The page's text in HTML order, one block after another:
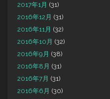
2017年1月 (31)
2016年12月 (31)
2016年11月 (32)
2016年10月 (32)
2016年9月 (38)
2016年8月 (31)
2016年7月 (31)
2016年6月 (30)